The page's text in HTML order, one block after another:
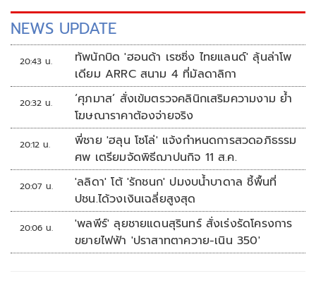
NEWS UPDATE
20:43 น.
ทัพนักบิด 'ฮอนด้า เรซซิ่ง ไทยแลนด์' ลุ้นล่าโพ
เดียม ARRC สนาม 4 ที่มัลดาลิกา
20:32 น.
‘ศุภมาส’ สั่งเข้มตรวจคลินิกเสริมความงาม ย้ำ
โฆษณาราคาต้องจ่ายจริง
20:12 น.
พี่ชาย 'ฮลุน โซโล่' แจ้งกำหนดการสวดอภิธรรม
ศพ เตรียมจัดพิธีฌาปนกิจ 11 ส.ค.
20:07 น.
'ลลิดา' โต้ 'รักชนก' ปมงบน้ำบาดาล ชี้พื้นที่
ปชน.ได้วงเงินเฉลี่ยสูงสุด
20:06 น.
'พลพีร์' ลุยชายแดนสุรินทร์ สั่งเร่งรัดโครงการ
ขยายไฟฟ้า 'ปราสาทตาควาย-เนิน 350'